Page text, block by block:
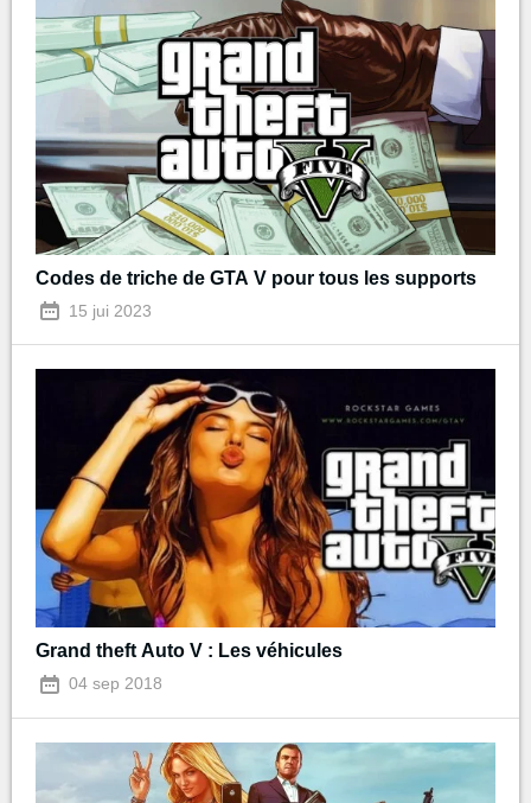
Codes de triche de GTA V pour tous les supports
15 jui 2023
Grand theft Auto V : Les véhicules
04 sep 2018